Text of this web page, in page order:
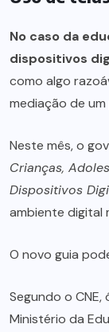
No caso da
dispositivos
como algo
mediação de
Neste mês, o
Crianças,
Dispositivos
ambiente digital
O novo guia
Segundo o
Ministério da